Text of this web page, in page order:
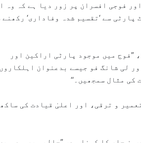
فوجی افسران پر زور دیا ہے کہ وہ
سے ‘تقسیم شدہ وفاداری‘ رکھنے
”فوج میں موجود پارٹی اراکین اور
لی شانگ فو جیسے بدعنوان
مثال سمجھیں۔‘‘
و ترقی، اور اعلیٰ قیادت کی